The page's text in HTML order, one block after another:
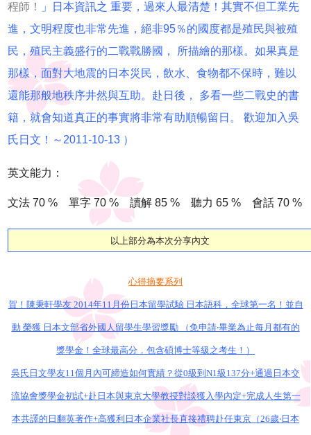
程師！
」
日本資訊之 重要，過來人最清楚！其實不但工業先
進，文明程度也非常先進，絕非95％的國度都是殖民與被殖
民，殖民主義盛行的二戰戰勝國， 所描繪的那樣。如果真是
那樣，面對大地震的日本災民，飲水、食物都不保時，難以
還能那般地秩序井然與互助。赴日後， 多看一些二戰史的書
籍，就會知道真正的事實將非常有助順暢留日。
歡迎加入吳
氏日文！～2011-10-13 ）
英文能力：
文法 70 % 單字 70 % 讀解 85 % 聽力 65 % 會話 70 %
以上部分為本次分享內文
心得摘要系列
賀！陳秉軒學友 2014年11月份日本留學試驗 日本語科，全球第一名！並自
動 榮獲 日本文部省外國人留學生學習獎勵 （免申請‧畢業為止每月都有的
獎學金！全球最高分，包含碩博士等級之考生！）
吳氏日文學友11個月內可締造如何實績？從0級到N1級137分+通過日本交
流協會獎學金初試+赴日本與東京大學教授對談獲入學內定+完成人生第一
本共譯的日翻英著作+高獲利日本企業社長直接禮聘赴任東京（26歲‧日本